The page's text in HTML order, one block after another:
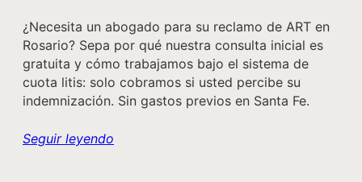
¿Necesita un abogado para su reclamo de ART en
Rosario? Sepa por qué nuestra consulta inicial es
gratuita y cómo trabajamos bajo el sistema de
cuota litis: solo cobramos si usted percibe su
indemnización. Sin gastos previos en Santa Fe.
Seguir leyendo